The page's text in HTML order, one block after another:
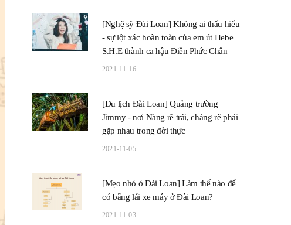
[Nghệ sỹ Đài Loan] Không ai thấu hiểu
- sự lột xác hoàn toàn của em út Hebe
S.H.E thành ca hậu Điền Phức Chân
2021-11-16
[Du lịch Đài Loan] Quảng trường
Jimmy - nơi Nàng rẽ trái, chàng rẽ phải
gặp nhau trong đời thực
2021-11-05
[Mẹo nhỏ ở Đài Loan] Làm thế nào để
có bằng lái xe máy ở Đài Loan?
2021-11-03